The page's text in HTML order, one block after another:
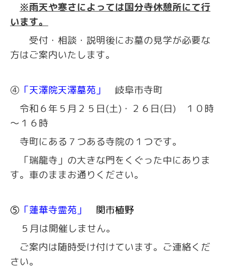
※雨天や寒さによっては国分寺休憩所にて行
います。
受付・相談・説明後にお墓の見学が必要な
方はご案内いたします。
④ 「天澤院天澤墓苑」
岐阜市寺町
令和６年５月２５日(土)・２６日(日) １０時
～１６時
寺町にある７つある寺院の１つです。
「瑞龍寺」の大きな門をくぐった中にありま
す。車のままお通りください。
⑤ 「蓮華寺霊苑」
関市植野
５月は開催しません。
ご案内は随時受け付けています。ご連絡くだ
さい。